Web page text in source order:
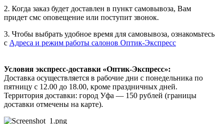
2. Когда заказ будет доставлен в пункт самовывоза, Вам
придет смс оповещение или поступит звонок.
3. Чтобы выбрать удобное время для самовывоза, ознакомьтесь
с Адреса и режим работы салонов Оптик-Экспресс
Условия экспресс-доставки «Оптик-Экспресс»:
Доставка осуществляется в рабочие дни с понедельника по
пятницу с 12.00 до 18.00, кроме праздничных дней.
Территория доставки: город Уфа — 150 рублей (границы
доставки отмечены на карте).